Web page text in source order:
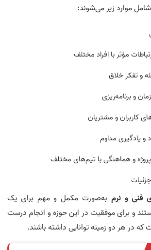
موارد زیر می‌شوند:
مؤثر با افراد مختلف
و تفکر خلاق
و برنامه‌ریزی
کاربران و مشتریان
و یادگیری مداوم
پروژه و هماهنگی با تیم‌های مختلف
فنی و نرم به‌صورت مکمل و مهم برای یک
و برای موفقیت در این حوزه و انجام درست
در هر دو زمینه توانایی داشته باشند.